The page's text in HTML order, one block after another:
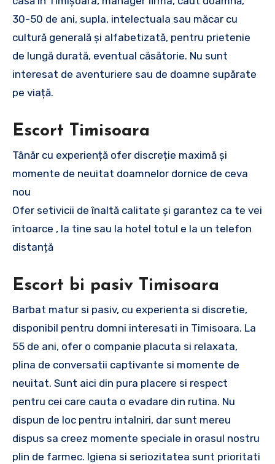
30-50 de ani, supla, intelectuala sau măcar cu
cultură generală și alfabetizată, pentru prietenie
de lungă durată, eventual căsătorie. Nu sunt
interesat de aventuriere sau de doamne supărate
pe viață.
Escort Timisoara
Tânăr cu experiență ofer discreție maximă și
momente de neuitat doamnelor dornice de ceva
nou
Ofer setivicii de înaltă calitate și garantez ca te vei
întoarce , la tine sau la hotel totul e la un telefon
distanță
Escort bi pasiv Timisoara
Barbat matur si pasiv, cu experienta si discretie,
disponibil pentru domni interesati in Timisoara. La
55 de ani, ofer o companie placuta si relaxata,
plina de conversatii captivante si momente de
neuitat. Sunt aici din pura placere si respect
pentru cei care cauta o evadare din rutina. Nu
dispun de loc pentru intalniri, dar sunt mereu
dispus sa creez momente speciale in orasul nostru
plin de farmec. Igiena si seriozitatea sunt prioritati